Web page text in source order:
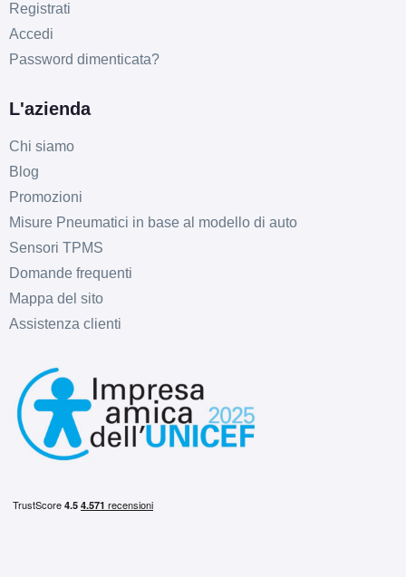
Registrati
Accedi
Password dimenticata?
L'azienda
Chi siamo
Blog
Promozioni
Misure Pneumatici in base al modello di auto
Sensori TPMS
Domande frequenti
Mappa del sito
Assistenza clienti